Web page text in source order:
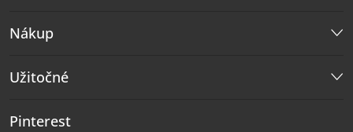
Nákup
Užitočné
Pinterest